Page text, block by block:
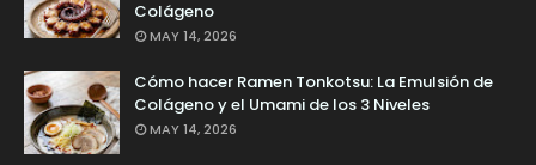
Colágeno
MAY 14, 2026
Cómo hacer Ramen Tonkotsu: La Emulsión de
Colágeno y el Umami de los 3 Niveles
MAY 14, 2026